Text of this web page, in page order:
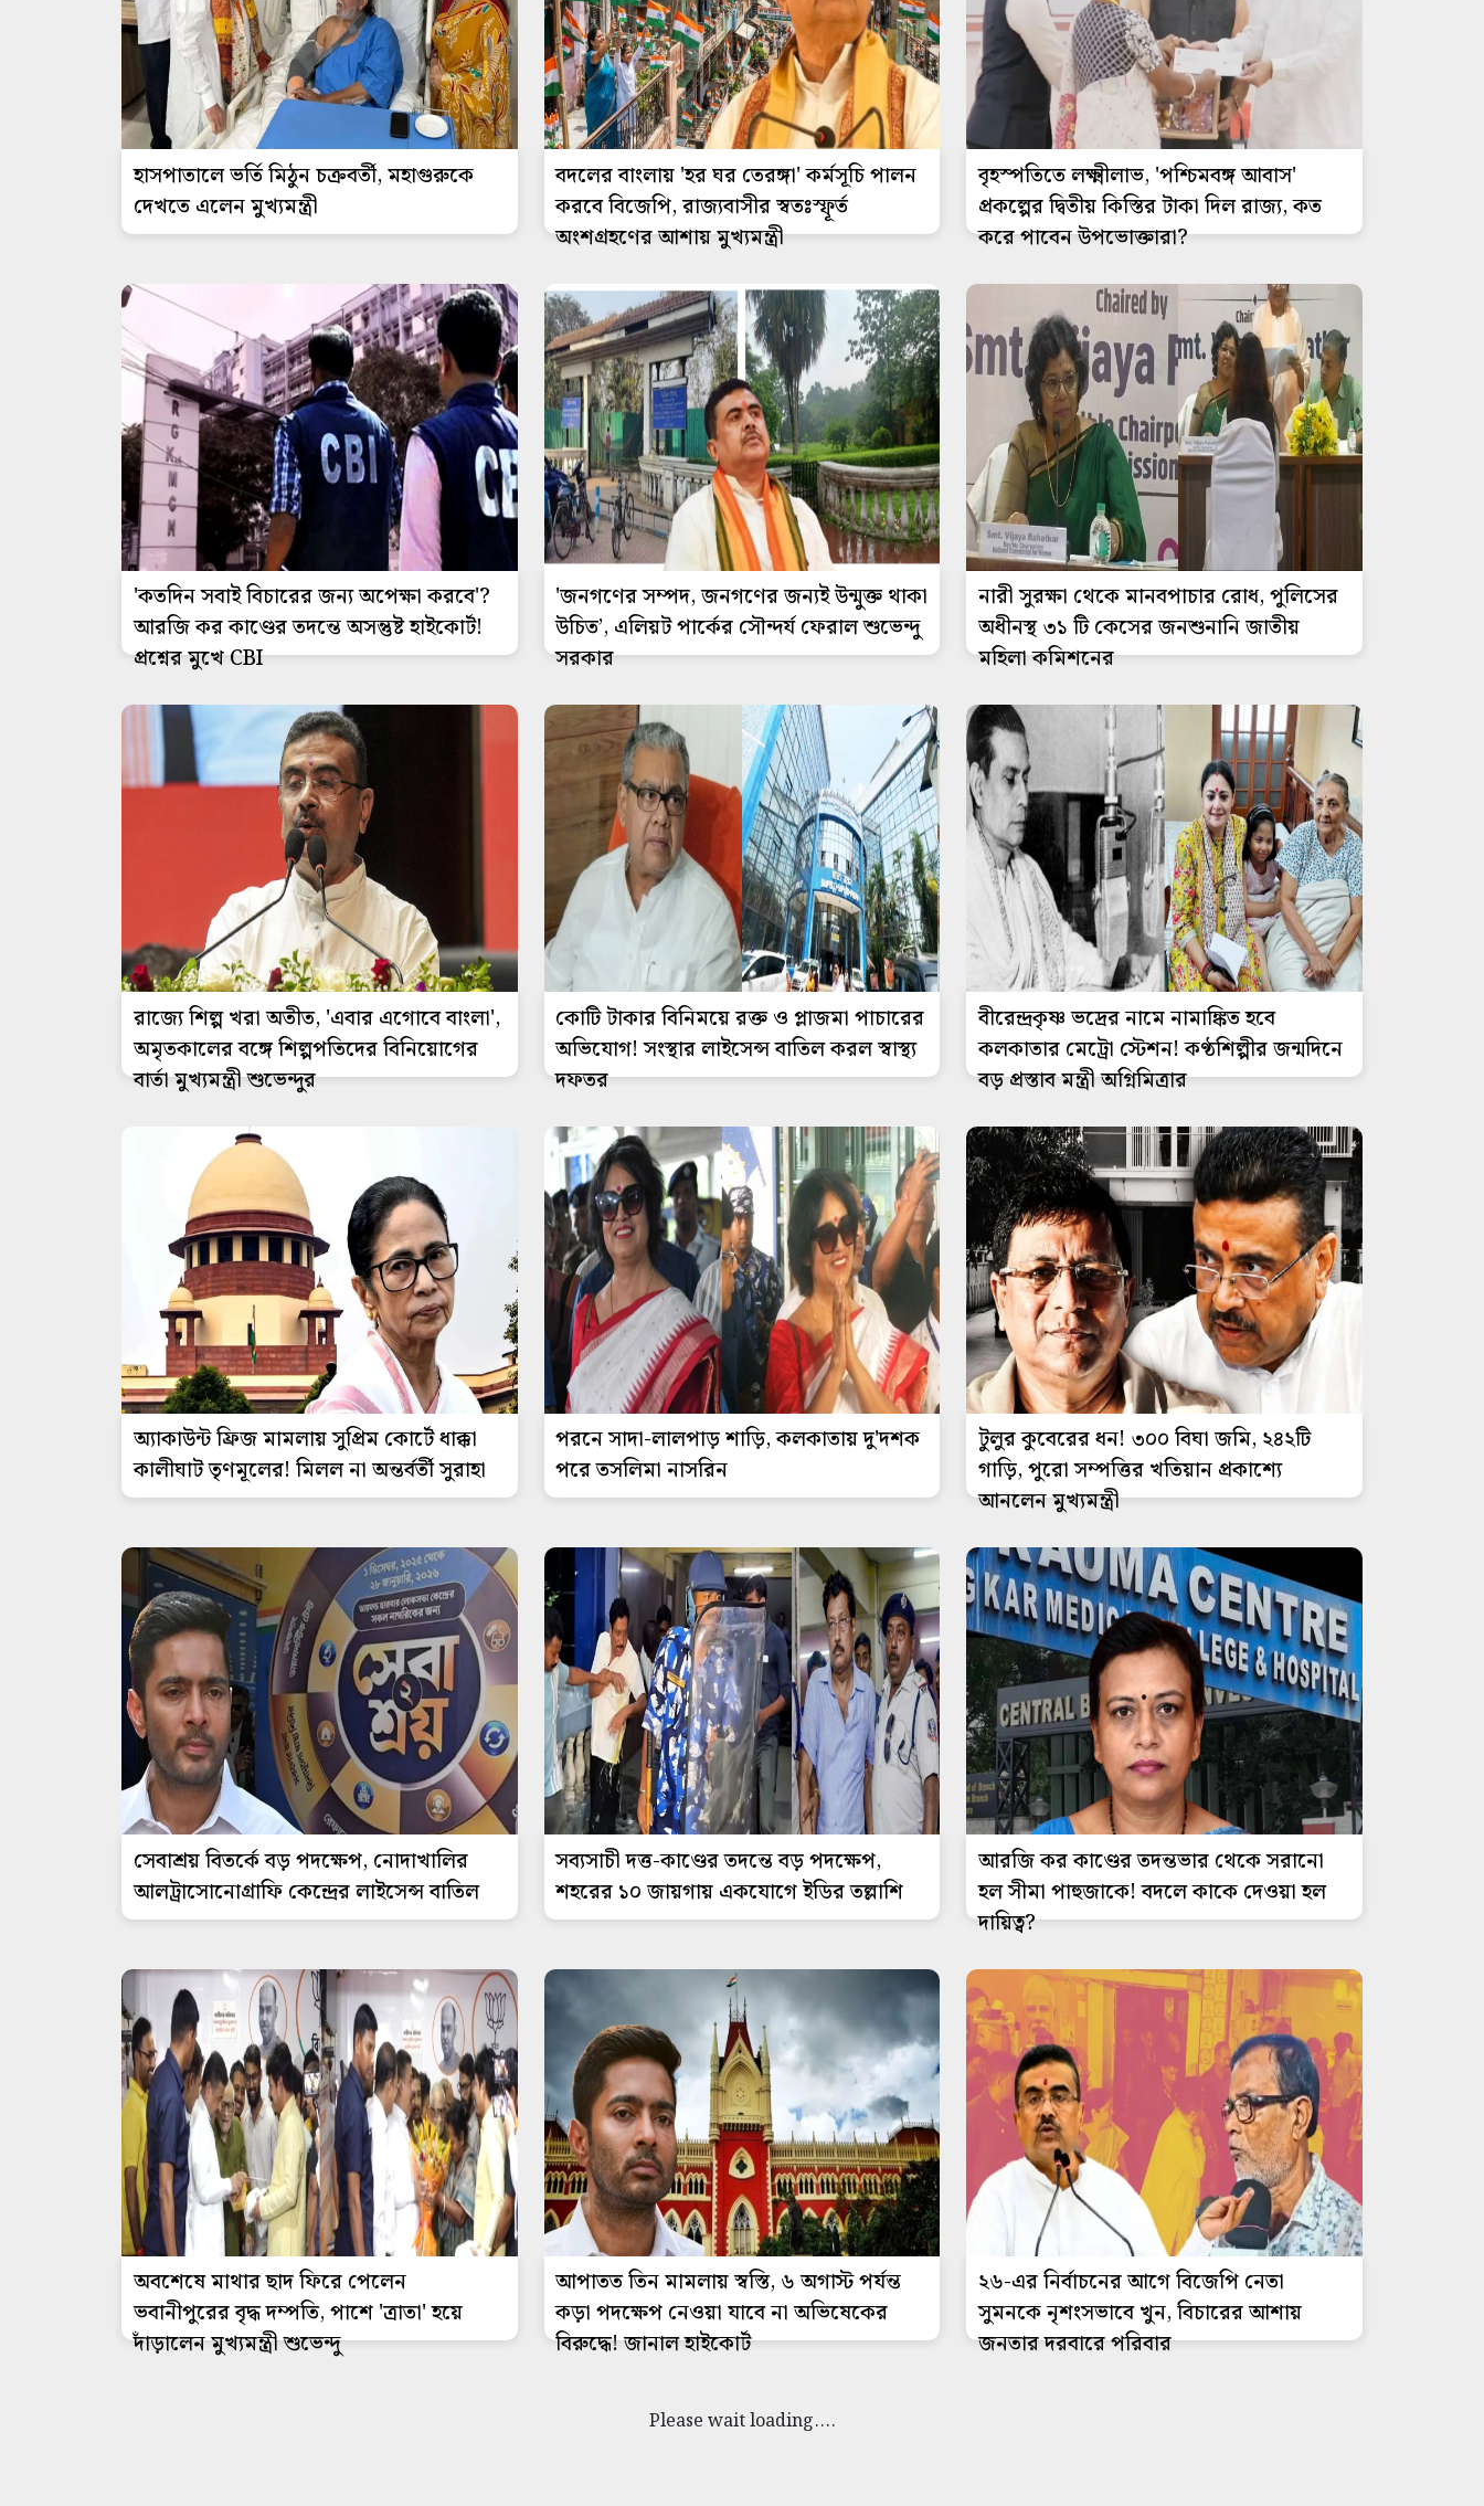
হাসপাতালে ভর্তি মিঠুন চক্রবর্তী, মহাগুরুকে
দেখতে এলেন মুখ্যমন্ত্রী
বদলের বাংলায় 'হর ঘর তেরঙ্গা' কর্মসূচি পালন
করবে বিজেপি, রাজ্যবাসীর স্বতঃস্ফূর্ত
অংশগ্রহণের আশায় মুখ্যমন্ত্রী
বৃহস্পতিতে লক্ষ্মীলাভ, 'পশ্চিমবঙ্গ আবাস'
প্রকল্পের দ্বিতীয় কিস্তির টাকা দিল রাজ্য, কত
করে পাবেন উপভোক্তারা?
'কতদিন সবাই বিচারের জন্য অপেক্ষা করবে'?
আরজি কর কাণ্ডের তদন্তে অসন্তুষ্ট হাইকোর্ট!
প্রশ্নের মুখে CBI
'জনগণের সম্পদ, জনগণের জন্যই উন্মুক্ত থাকা
উচিত’, এলিয়ট পার্কের সৌন্দর্য ফেরাল শুভেন্দু
সরকার
নারী সুরক্ষা থেকে মানবপাচার রোধ, পুলিসের
অধীনস্থ ৩১ টি কেসের জনশুনানি জাতীয়
মহিলা কমিশনের
রাজ্যে শিল্প খরা অতীত, 'এবার এগোবে বাংলা',
অমৃতকালের বঙ্গে শিল্পপতিদের বিনিয়োগের
বার্তা মুখ্যমন্ত্রী শুভেন্দুর
কোটি টাকার বিনিময়ে রক্ত ও প্লাজমা পাচারের
অভিযোগ! সংস্থার লাইসেন্স বাতিল করল স্বাস্থ্য
দফতর
বীরেন্দ্রকৃষ্ণ ভদ্রের নামে নামাঙ্কিত হবে
কলকাতার মেট্রো স্টেশন! কণ্ঠশিল্পীর জন্মদিনে
বড় প্রস্তাব মন্ত্রী অগ্নিমিত্রার
অ্যাকাউন্ট ফ্রিজ মামলায় সুপ্রিম কোর্টে ধাক্কা
কালীঘাট তৃণমূলের! মিলল না অন্তর্বর্তী সুরাহা
পরনে সাদা-লালপাড় শাড়ি, কলকাতায় দু'দশক
পরে তসলিমা নাসরিন
টুলুর কুবেরের ধন! ৩০০ বিঘা জমি, ২৪২টি
গাড়ি, পুরো সম্পত্তির খতিয়ান প্রকাশ্যে
আনলেন মুখ্যমন্ত্রী
সেবাশ্রয় বিতর্কে বড় পদক্ষেপ, নোদাখালির
আলট্রাসোনোগ্রাফি কেন্দ্রের লাইসেন্স বাতিল
সব্যসাচী দত্ত-কাণ্ডের তদন্তে বড় পদক্ষেপ,
শহরের ১০ জায়গায় একযোগে ইডির তল্লাশি
আরজি কর কাণ্ডের তদন্তভার থেকে সরানো
হল সীমা পাহুজাকে! বদলে কাকে দেওয়া হল
দায়িত্ব?
অবশেষে মাথার ছাদ ফিরে পেলেন
ভবানীপুরের বৃদ্ধ দম্পতি, পাশে 'ত্রাতা' হয়ে
দাঁড়ালেন মুখ্যমন্ত্রী শুভেন্দু
আপাতত তিন মামলায় স্বস্তি, ৬ অগাস্ট পর্যন্ত
কড়া পদক্ষেপ নেওয়া যাবে না অভিষেকের
বিরুদ্ধে! জানাল হাইকোর্ট
২৬-এর নির্বাচনের আগে বিজেপি নেতা
সুমনকে নৃশংসভাবে খুন, বিচারের আশায়
জনতার দরবারে পরিবার
Please wait loading....